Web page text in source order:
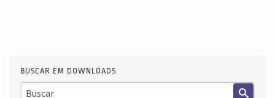
BUSCAR EM DOWNLOADS